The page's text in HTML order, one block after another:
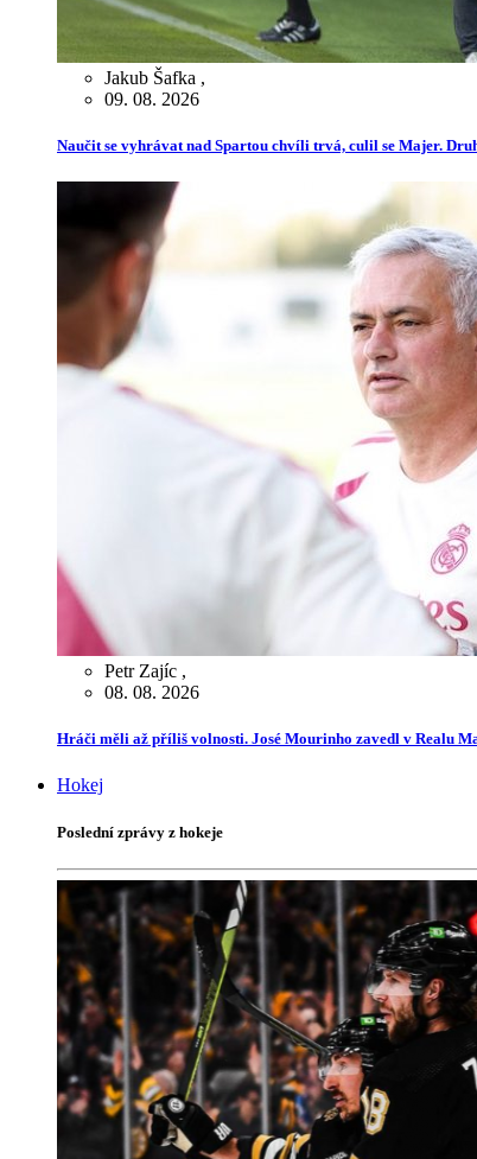
Jakub Šafka ,
09. 08. 2026
Naučit se vyhrávat nad Spartou chvíli trvá, culil se Majer.
Petr Zajíc ,
08. 08. 2026
Hráči měli až příliš volnosti. José Mourinho zavedl v Realu
Hokej
Poslední zprávy z hokeje